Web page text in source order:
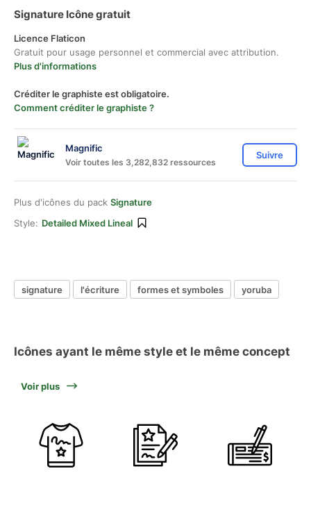
Signature Icône gratuit
Licence Flaticon
Gratuit pour usage personnel et commercial avec attribution.
Plus d'informations
Créditer le graphiste est obligatoire.
Comment créditer le graphiste ?
Magnific
Voir toutes les 3,282,832 ressources
Suivre
Plus d'icônes du pack Signature
Style: Detailed Mixed Lineal
signature l'écriture formes et symboles yoruba
Icônes ayant le même style et le même concept
Voir plus